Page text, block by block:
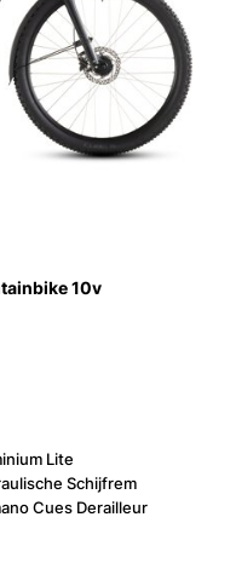
10v
Lite
Schijfrem
Cues Derailleur